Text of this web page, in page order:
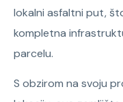
lokalni asfaltni put,
kompletna
parcelu.
S obzirom na svoju